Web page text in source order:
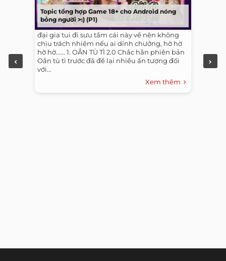
Topic tổng hợp Game 18+ cho Android nóng
bỏng người >:) (P1)
đại gia tui đi sưu tầm cái này về nên không
chịu trách nhiệm nếu ai dính chưởng, hờ hờ
hờ hờ...... 1. OẲN TÙ TÌ 2.0 Chắc hẳn phiên bản
Oẳn tù tì trước đã để lại nhiều ấn tượng đối
với...
Xem thêm